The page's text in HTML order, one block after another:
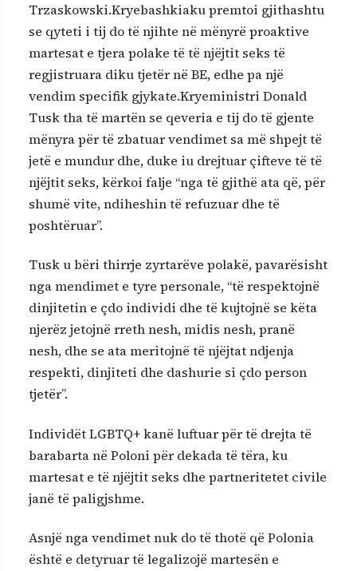
Trzaskowski.Kryebashkiaku premtoi gjithashtu
se qyteti i tij do të njihte në mënyrë proaktive
martesat e tjera polake të të njëjtit seks të
regjistruara diku tjetër në BE, edhe pa një
vendim specifik gjykate.Kryeministri Donald
Tusk tha të martën se qeveria e tij do të gjente
mënyra për të zbatuar vendimet sa më shpejt të
jetë e mundur dhe, duke iu drejtuar çifteve të të
njëjtit seks, kërkoi falje “nga të gjithë ata që, për
shumë vite, ndiheshin të refuzuar dhe të
poshtëruar”.
Tusk u bëri thirrje zyrtarëve polakë, pavarësisht
nga mendimet e tyre personale, “të respektojnë
dinjitetin e çdo individi dhe të kujtojnë se këta
njerëz jetojnë rreth nesh, midis nesh, pranë
nesh, dhe se ata meritojnë të njëjtat ndjenja
respekti, dinjiteti dhe dashurie si çdo person
tjetër”.
Individët LGBTQ+ kanë luftuar për të drejta të
barabarta në Poloni për dekada të tëra, ku
martesat e të njëjtit seks dhe partneritetet civile
janë të paligjshme.
Asnjë nga vendimet nuk do të thotë që Polonia
është e detyruar të legalizojë martesën e